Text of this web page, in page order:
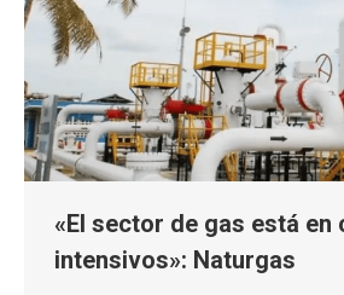
«El sector de gas está en
intensivos»: Naturgas